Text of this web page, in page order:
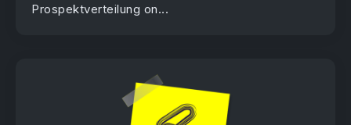
Prospektverteilung on...